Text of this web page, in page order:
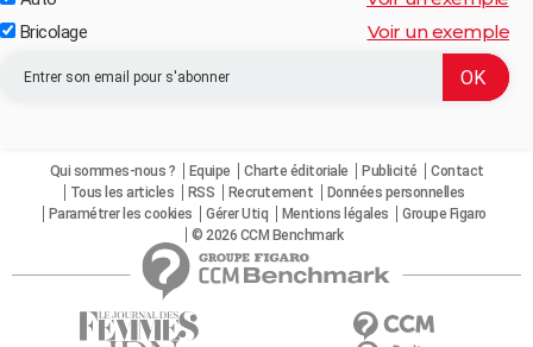
Bricolage Voir un exemple
Qui sommes-nous ? Equipe Charte éditoriale Publicité
Contact
Tous les articles
RSS Recrutement
Données personnelles
Paramétrer les cookies
Gérer Utiq Mentions légales
Groupe Figaro
© 2026 CCM Benchmark